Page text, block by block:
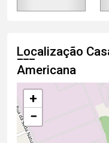
Localização
Americana
+
−